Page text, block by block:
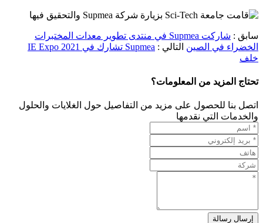
سابق :
شاركت Supmea في منتدى تطوير معدات المختبرات
الخضراء في الصين التالي : Supmea تشارك في IE Expo 2021
خلف
تحتاج المزيد من المعلومات؟
اتصل بنا للحصول على مزيد من التفاصيل حول الغلايات والحلول
والخدمات التي نقدمها
إرسال رسالة